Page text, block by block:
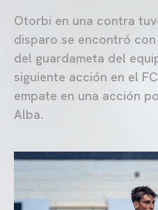
Otorbi en una contra
disparo se encontró
del guardameta del
siguiente acción en el
empate en una acción
Alba.